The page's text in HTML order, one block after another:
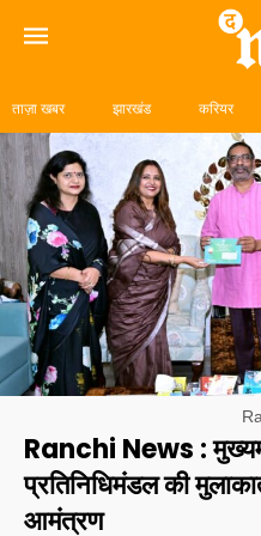
ताज़ा खबर झारखंड करियर
Ranchi News :
प्रतिनिधिमंडल की
आमंत्रण